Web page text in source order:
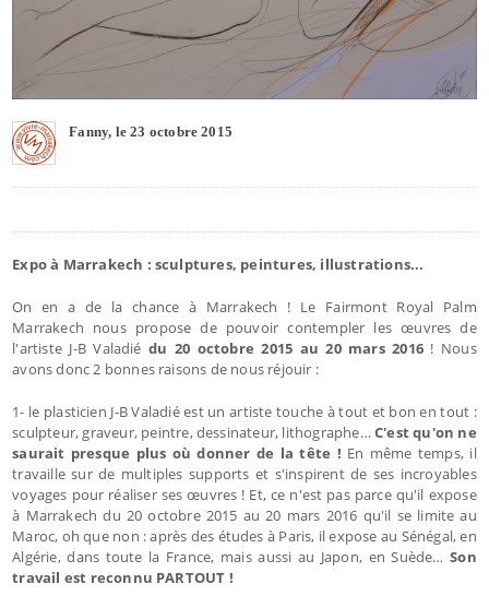
Fanny, le 23 octobre 2015
Expo à Marrakech : sculptures, peintures, illustrations...
On en a de la chance à Marrakech ! Le Fairmont Royal Palm
Marrakech nous propose de pouvoir contempler les œuvres de
l'artiste J-B Valadiédu 20 octobre 2015 au 20 mars 2016 ! Nous
avons donc 2 bonnes raisons de nous réjouir :
1- le plasticien J-B Valadié est un artiste touche à tout et bon en tout :
sculpteur, graveur, peintre, dessinateur, lithographe… C'est qu'on ne
saurait presque plus où donner de la tête ! En même temps, il
travaille sur de multiples supports et s'inspirent de ses incroyables
voyages pour réaliser ses œuvres ! Et, ce n'est pas parce qu'il expose
à Marrakech du 20 octobre 2015 au 20 mars 2016 qu'il se limite au
Maroc, oh que non : après des études à Paris, il expose au Sénégal, en
Algérie, dans toute la France, mais aussi au Japon, en Suède…Son
travail est reconnu PARTOUT !